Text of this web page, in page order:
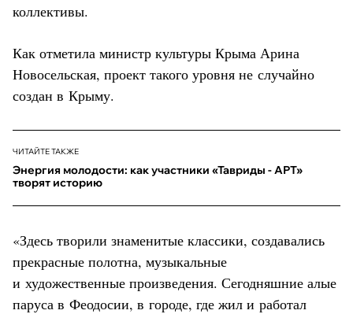
коллективы.
Как отметила министр культуры Крыма Арина
Новосельская, проект такого уровня не случайно
создан в Крыму.
ЧИТАЙТЕ ТАКЖЕ
Энергия молодости: как участники «Тавриды - АРТ»
творят историю
«Здесь творили знаменитые классики, создавались
прекрасные полотна, музыкальные
и художественные произведения. Сегодняшние алые
паруса в Феодосии, в городе, где жил и работал